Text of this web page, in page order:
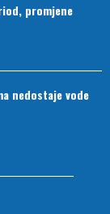
promjene
nedostaje vode